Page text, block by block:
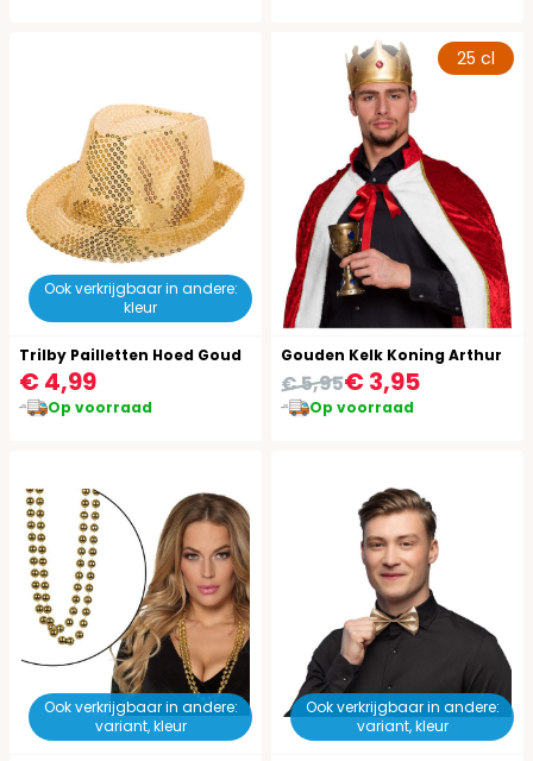
Ook verkrijgbaar in andere:
kleur
Trilby Pailletten Hoed Goud
€ 4,99
Op voorraad
25 cl
Gouden Kelk Koning Arthur
€ 3,95
€ 5,95
Op voorraad
Ook verkrijgbaar in andere:
variant, kleur
Ook verkrijgbaar in andere:
variant, kleur